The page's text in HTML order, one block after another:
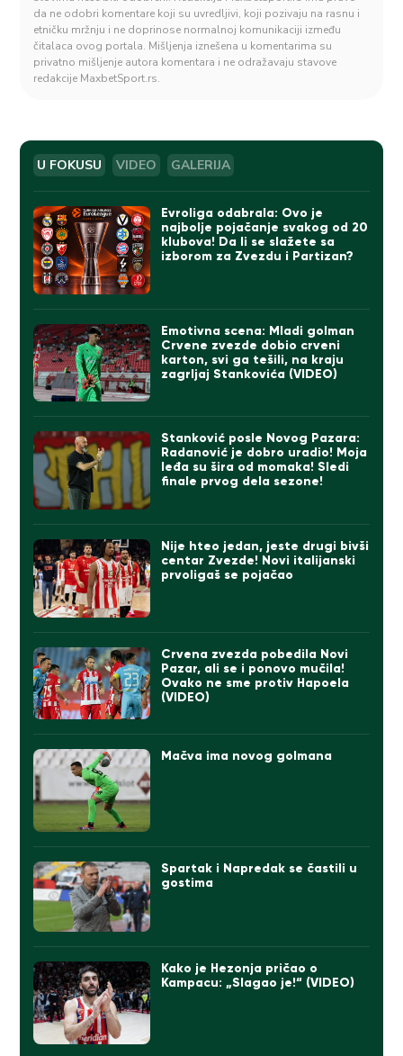
da ne odobri komentare koji su uvredljivi, koji pozivaju na rasnu i
etničku mržnju i ne doprinose normalnoj komunikaciji između
čitalaca ovog portala. Mišljenja iznešena u komentarima su
privatno mišljenje autora komentara i ne odražavaju stavove
redakcije MaxbetSport.rs.
U FOKUSU VIDEO GALERIJA
Evroliga odabrala: Ovo je
najbolje pojačanje svakog od 20
klubova! Da li se slažete sa
izborom za Zvezdu i Partizan?
Emotivna scena: Mladi golman
Crvene zvezde dobio crveni
karton, svi ga tešili, na kraju
zagrljaj Stankovića (VIDEO)
Stanković posle Novog Pazara:
Radanović je dobro uradio! Moja
leđa su šira od momaka! Sledi
finale prvog dela sezone!
Nije hteo jedan, jeste drugi bivši
centar Zvezde! Novi italijanski
prvoligaš se pojačao
Crvena zvezda pobedila Novi
Pazar, ali se i ponovo mučila!
Ovako ne sme protiv Hapoela
(VIDEO)
Mačva ima novog golmana
Spartak i Napredak se častili u
gostima
Kako je Hezonja pričao o
Kampacu: „Slagao je!“ (VIDEO)